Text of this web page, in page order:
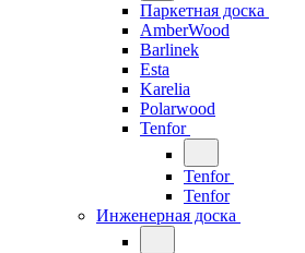
Паркетная доска
AmberWood
Barlinek
Esta
Karelia
Polarwood
Tenfor
Tenfor
Tenfor
Инженерная доска